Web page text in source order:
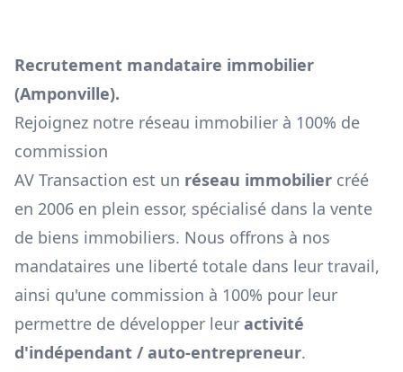
Recrutement mandataire immobilier
(Amponville).
Rejoignez notre réseau immobilier à 100% de
commission
AV Transaction est un réseau immobilier créé
en 2006 en plein essor, spécialisé dans la vente
de biens immobiliers. Nous offrons à nos
mandataires une liberté totale dans leur travail,
ainsi qu'une commission à 100% pour leur
permettre de développer leur activité
d'indépendant / auto-entrepreneur.